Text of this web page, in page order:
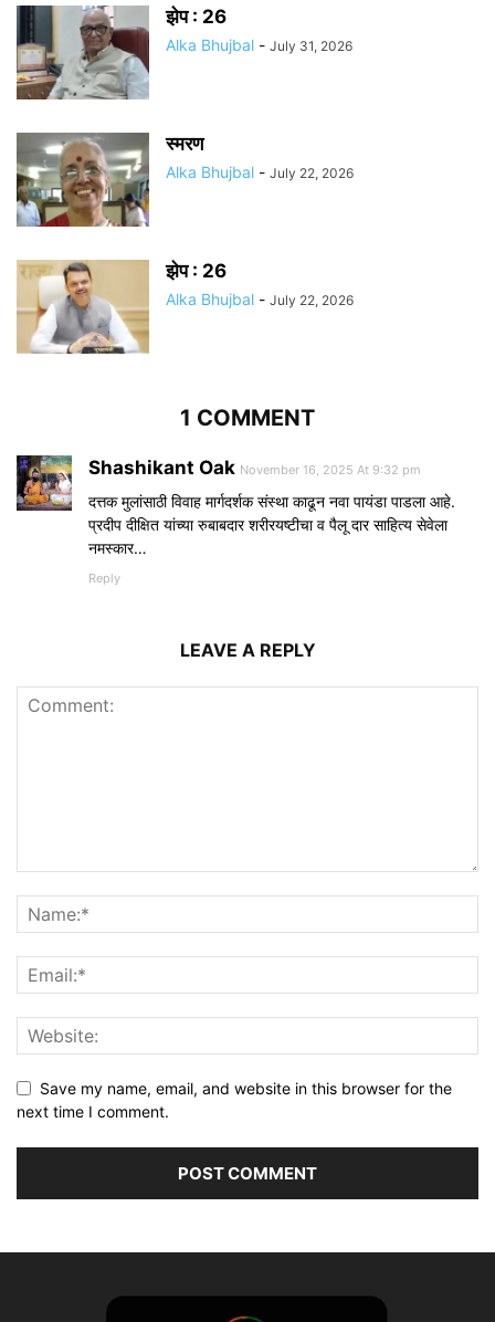
झेप : 26
Alka Bhujbal - July 31, 2026
स्मरण
Alka Bhujbal - July 22, 2026
झेप : 26
Alka Bhujbal - July 22, 2026
1 COMMENT
Shashikant Oak November 16, 2025 At 9:32 pm
दत्तक मुलांसाठी विवाह मार्गदर्शक संस्था काढून नवा पायंडा पाडला आहे.
प्रदीप दीक्षित यांच्या रुबाबदार शरीरयष्टीचा व पैलू दार साहित्य सेवेला
नमस्कार…
Reply
LEAVE A REPLY
Save my name, email, and website in this browser for the
next time I comment.